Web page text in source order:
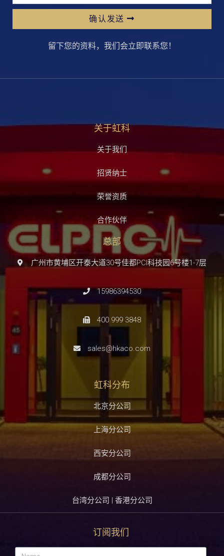
确认发送
留下您的资料，我们会立即联系您！
关于虹科
关于我们
招贤纳士
荣誉资质
合作伙伴
总部
广州市黄埔区开泰大道30号佳都PCI科技园6号楼1-7层
15986394530
400 999 3848
sales@hkaco.com
虹科分布
北京分公司
上海分公司
西安分公司
成都分公司
台湾分公司 | 香港分公司
订阅我们